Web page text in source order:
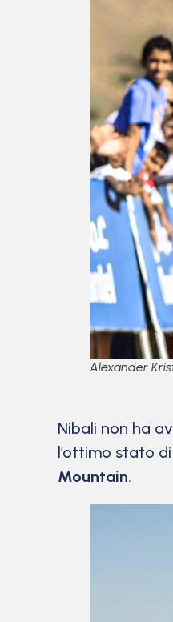
Alexander
Nibali non ha
l’ottimo stato
Mountain.